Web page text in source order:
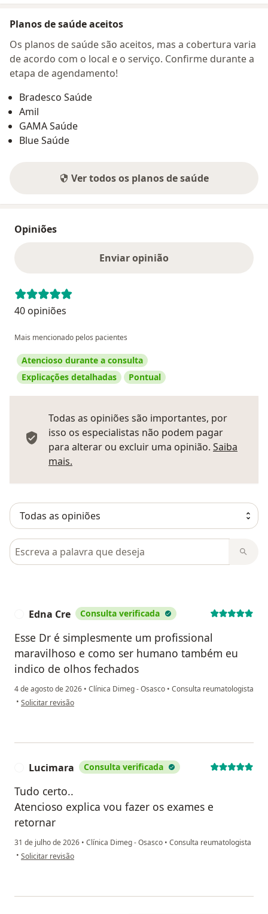
Planos de saúde aceitos
Os planos de saúde são aceitos, mas a cobertura varia
de acordo com o local e o serviço. Confirme durante a
etapa de agendamento!
Bradesco Saúde
Amil
GAMA Saúde
Blue Saúde
Ver todos os planos de saúde
Opiniões
Enviar opinião
40 opiniões
Mais mencionado pelos pacientes
Atencioso durante a consulta
Explicações detalhadas
Pontual
Todas as opiniões são importantes, por
isso os especialistas não podem pagar
para alterar ou excluir uma opinião. Saiba
mais.
Pesquisar em opiniões
Edna Cre Consulta verificada
Esse Dr é simplesmente um profissional
maravilhoso e como ser humano também eu
indico de olhos fechados
4 de agosto de 2026 • Clínica Dimeg - Osasco • Consulta reumatologista
• na opinião do utilizador Edna Cre
Solicitar revisão
Lucimara Consulta verificada
Tudo certo..
Atencioso explica vou fazer os exames e
retornar
31 de julho de 2026 • Clínica Dimeg - Osasco • Consulta reumatologista
• na opinião do utilizador Lucimara
Solicitar revisão